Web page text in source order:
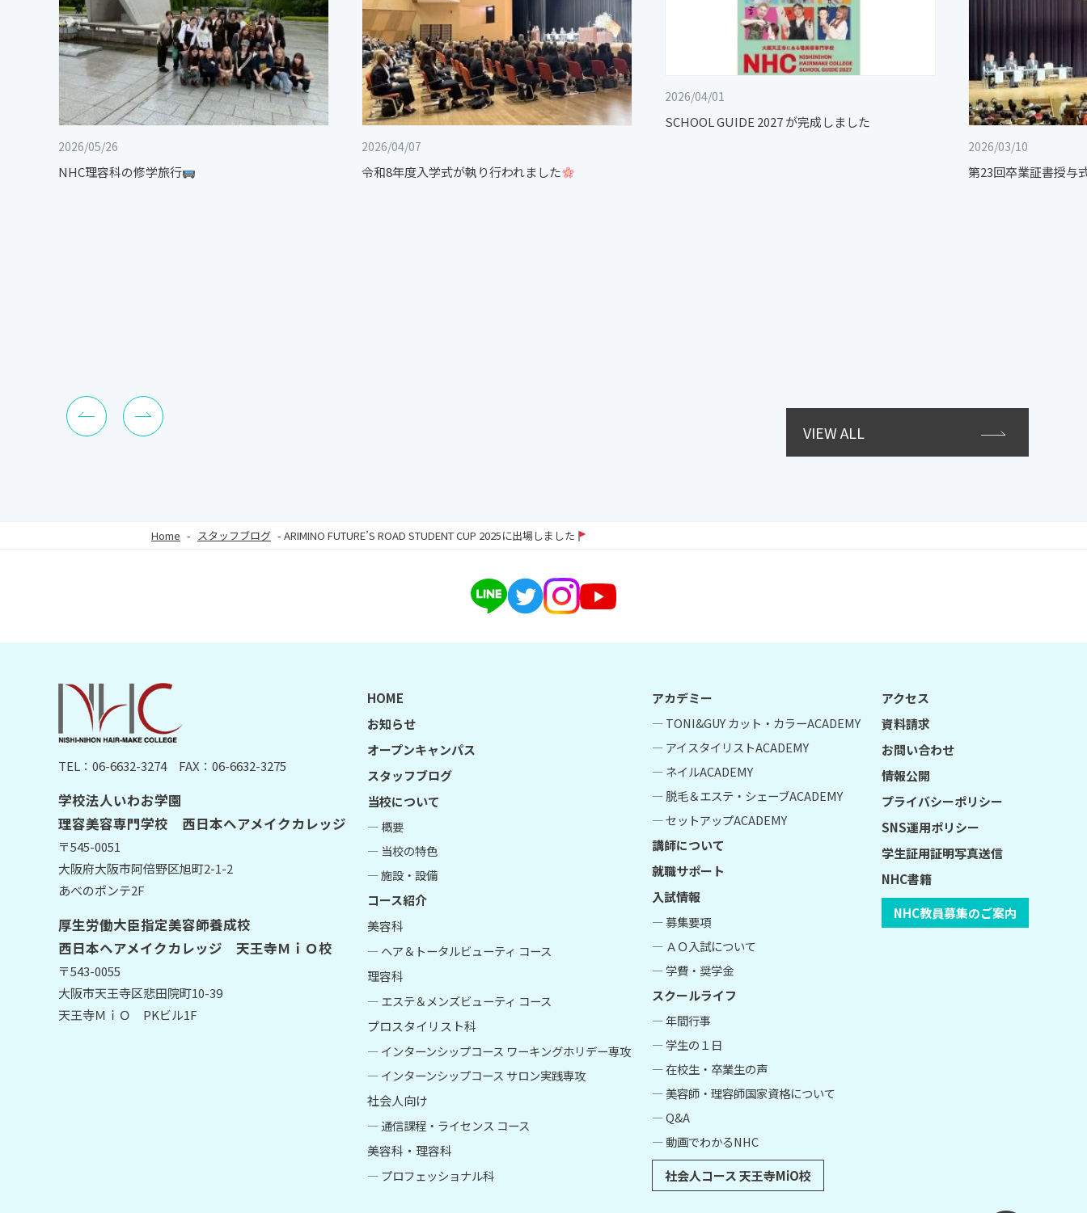
2026/05/26
NHC理容科の修学旅行
2026/04/07
令和8年度入学式が執り行われました
2026/04/01
SCHOOL GUIDE 2027 が完成しました
2026/03/10
第23回卒業証書授与
VIEW ALL
Home - スタッフブログ - ARIMINO FUTURE’S ROAD STUDENT CUP 2025に出場しました
TEL：06-6632-3274FAX：06-6632-3275
学校法人いわお学園
理容美容専門学校 西日本ヘアメイクカレッジ
〒545-0051
大阪府大阪市阿倍野区旭町2-1-2
あべのポンテ2F
厚生労働大臣指定美容師養成校
西日本ヘアメイクカレッジ 天王寺ＭｉＯ校
〒543-0055
大阪市天王寺区悲田院町10-39
天王寺ＭｉＯ PKビル1F
HOME
お知らせ
オープンキャンパス
スタッフブログ
当校について
― 概要
― 当校の特色
― 施設・設備
コース紹介
美容科
― ヘア＆トータルビューティ コース
理容科
― エステ＆メンズビューティ コース
プロスタイリスト科
― インターンシップコース ワーキングホリデー専攻
― インターンシップコース サロン実践専攻
社会人向け
― 通信課程・ライセンス コース
美容科・理容科
― プロフェッショナル科
アカデミー
― TONI&GUY カット・カラーACADEMY
― アイスタイリストACADEMY
― ネイルACADEMY
― 脱毛＆エステ・シェーブACADEMY
― セットアップACADEMY
講師について
就職サポート
入試情報
― 募集要項
― ＡＯ入試について
― 学費・奨学金
スクールライフ
― 年間行事
― 学生の１日
― 在校生・卒業生の声
― 美容師・理容師国家資格について
― Q&A
― 動画でわかるNHC
社会人コース 天王寺MiO校
アクセス
資料請求
お問い合わせ
情報公開
プライバシーポリシー
SNS運用ポリシー
学生証用証明写真送信
NHC書籍
NHC教員募集のご案内